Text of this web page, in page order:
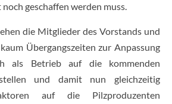
geschaffen werden muss.
die Mitglieder des Vorstands und
Übergangszeiten zur Anpassung
als Betrieb auf die kommenden
und damit nun gleichzeitig
auf die Pilzproduzenten